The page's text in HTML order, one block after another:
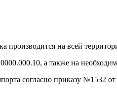
на всей
а также на
согласно приказу №1532